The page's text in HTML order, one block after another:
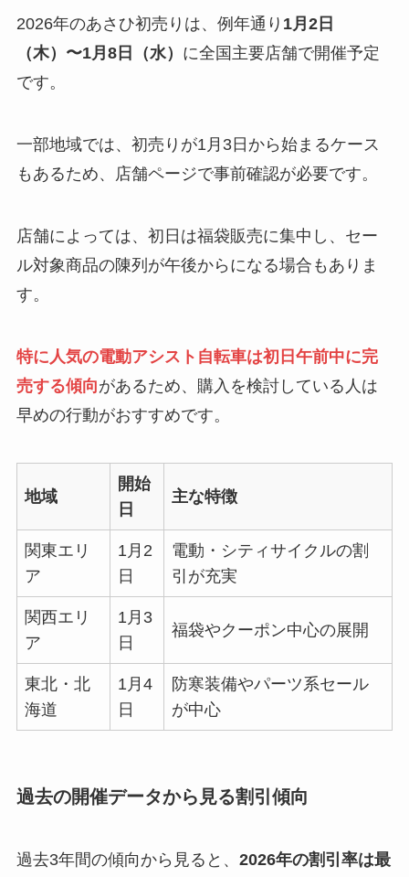
2026年のあさひ初売りは、例年通り 1月2日
（木）〜1月8日（水） に全国主要店舗で開催予定
です。
一部地域では、初売りが1月3日から始まるケース
もあるため、店舗ページで事前確認が必要です。
店舗によっては、初日は福袋販売に集中し、セー
ル対象商品の陳列が午後からになる場合もありま
す。
特に人気の電動アシスト自転車は初日午前中に完
売する傾向があるため、購入を検討している人は
早めの行動がおすすめです。
地域
開始
日
主な特徴
関東エリ
ア
1月2
日
電動・シティサイクルの割
引が充実
関西エリ
ア
1月3
日
福袋やクーポン中心の展開
東北・北
海道
1月4
日
防寒装備やパーツ系セール
が中心
過去の開催データから見る割引傾向
過去3年間の傾向から見ると、 2026年の割引率は最